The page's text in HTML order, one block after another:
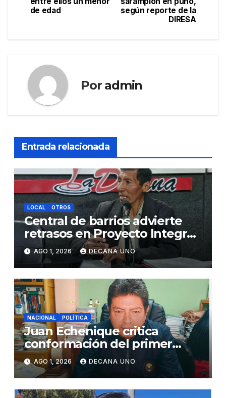
según reporte de la
DIRESA
de edad
Por admin
Entrada relacionada
LOCAL OTROS
Central de barrios advierte
retrasos en Proyecto Integral
de Agua y Alcantarillado para
Juliaca
AGO 1, 2026 DECANA UNO
NACIONAL POLÍTICA
Juan Echenique critica
conformación del primer
gabinete ministerial de Keiko
Fujimori
AGO 1, 2026 DECANA UNO